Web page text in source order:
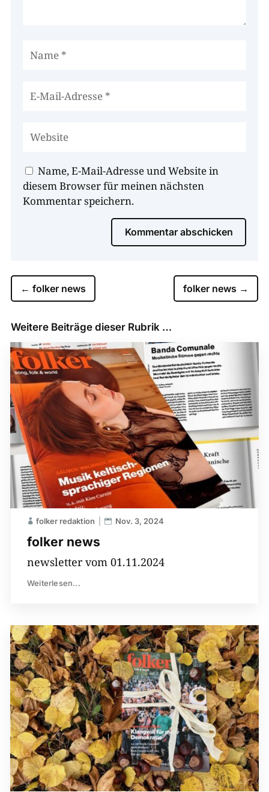
Name, E-Mail-Adresse und Website in
diesem Browser für meinen nächsten
Kommentar speichern.
Kommentar abschicken
← folker news folker news →
Weitere Beiträge dieser Rubrik …
folker news
folker redaktion Nov. 3, 2024
newsletter vom 01.11.2024
Weiterlesen...